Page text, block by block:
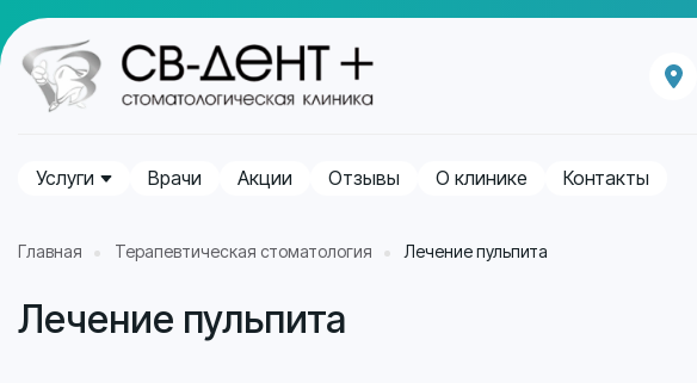
Услуги Врачи Акции Отзывы О клинике Контакты
Главная Терапевтическая стоматология Лечение пульпита
Лечение пульпита